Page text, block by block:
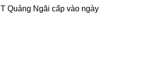
Quảng Ngãi cấp vào ngày